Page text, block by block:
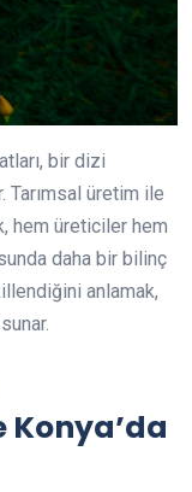
bir dizi
Tarımsal üretim ile
hem üreticiler hem
daha bir bilinç
anlamak,